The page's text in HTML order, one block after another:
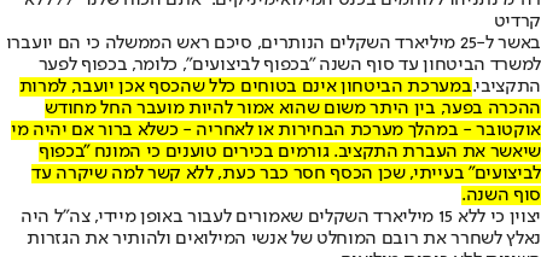
קרדיט
באשר ל-25 מיליארד השקלים הנותרים, סיכם ראש הממשלה כי הם יועברו
למשרד הביטחון עד סוף השנה "בכפוף לביצועים", כלומר, בכפוף לפער
התקציבי.במערכת הביטחון אינם בטוחים כלל שהכסף אכן יועבר, למרות
ההכרה בפער, בין היתר משום שהוא אמור להיות מועבר החל מחודש
אוקטובר - במהלך מערכת הבחירות או לאחריה - כשלא ברור אם יהיה מי
שיאשר את העברת התקציב. גורמים בכירים טוענים כי המונח "בכפוף
לביצועים" בעייתי, שכן הכסף חסר כבר כעת, ללא קשר למה שיקרה עד
סוף השנה.
יצוין כי ללא 15 מיליארד השקלים שאמורים לעבור באופן מיידי, צה"ל היה
נאלץ לשחרר את רובם המוחלט של אנשי המילואים ולהותיר את הגזרות